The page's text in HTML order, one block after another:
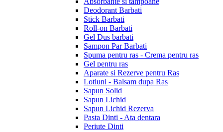
Deodorant Barbati
Stick Barbati
Roll-on Barbati
Gel Dus barbati
Sampon Par Barbati
Spuma pentru ras - Crema pentru ras
Gel pentru ras
Aparate si Rezerve pentru Ras
Lotiuni - Balsam dupa Ras
Sapun Solid
Sapun Lichid
Sapun Lichid Rezerva
Pasta Dinti - Ata dentara
Periute Dinti